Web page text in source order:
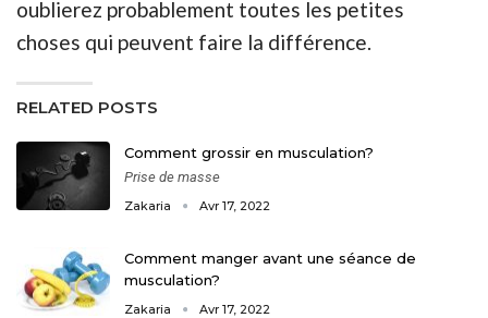
oublierez probablement toutes les petites
choses qui peuvent faire la différence.
RELATED POSTS
Comment grossir en musculation?
Prise de masse
Zakaria Avr 17, 2022
Comment manger avant une séance de
musculation?
Zakaria Avr 17, 2022